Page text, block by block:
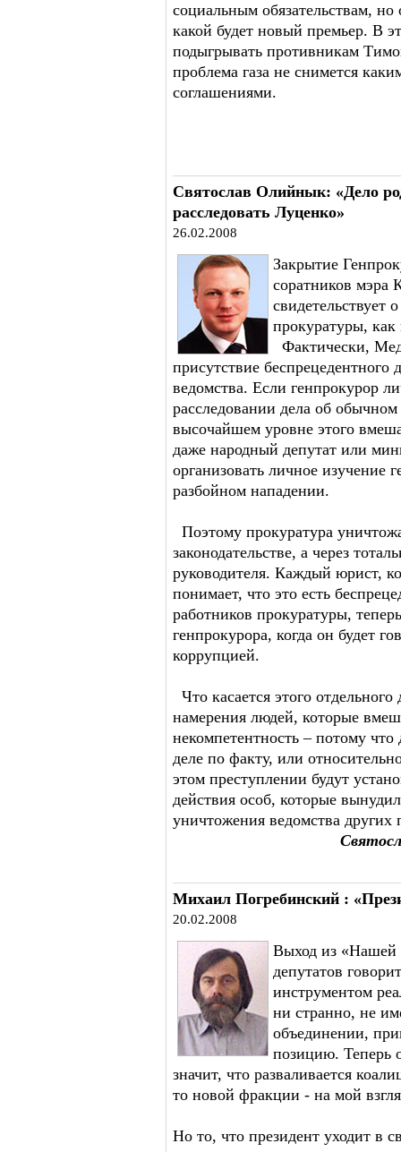
социальным обязательствам,
какой будет новый премьер. В
подыгрывать противникам
проблема газа не снимется
соглашениями.
Святослав Олийнык: «Дело
расследовать Луценко»
26.02.2008
Закрытие
соратников мэра
свидетельствует
прокуратуры, как
Фактически,
присутствие беспрецедентного
ведомства. Если генпрокурор
расследовании дела об обычном
высочайшем уровне этого
даже народный депутат или
организовать личное изучение
разбойном нападении.
Поэтому прокуратура
законодательстве, а через
руководителя. Каждый юрист,
понимает, что это есть
работников прокуратуры,
генпрокурора, когда он будет
коррупцией.
Что касается этого
намерения людей, которые
некомпетентность – потому что
деле по факту, или
этом преступлении будут
действия особ, которые
уничтожения ведомства других
Михаил Погребинский :
20.02.2008
Выход из «Нашей
депутатов
инструментом
ни странно, не
объединении,
позицию. Теперь
значит, что разваливается
то новой фракции - на мой
Но то, что президент уходит в